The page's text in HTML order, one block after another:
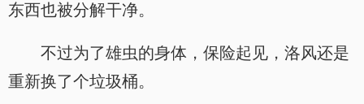
东西也被分解干净。
不过为了雄虫的身体，保险起见，洛风还是
重新换了个垃圾桶。